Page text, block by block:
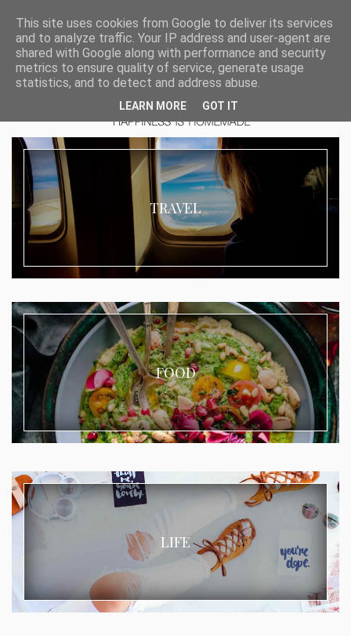
TRAVEL
FOOD
LIFE
This site uses cookies from Google to deliver its services
and to analyze traffic. Your IP address and user-agent are
shared with Google along with performance and security
metrics to ensure quality of service, generate usage
statistics, and to detect and address abuse.
LEARN MORE GOT IT